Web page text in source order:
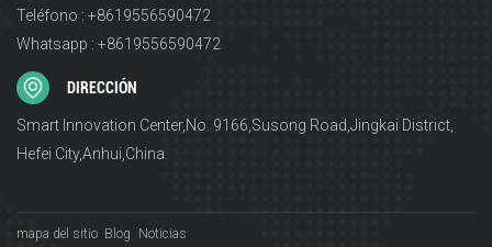
Teléfono : +8619556590472
Whatsapp : +8619556590472
DIRECCIÓN
Smart Innovation Center,No. 9166,Susong Road,Jingkai District,
Hefei City,Anhui,China.
mapa del sitio Blog Noticias